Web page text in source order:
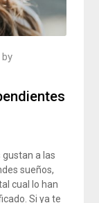
by
a las
sueños,
cual lo han
Si ya te